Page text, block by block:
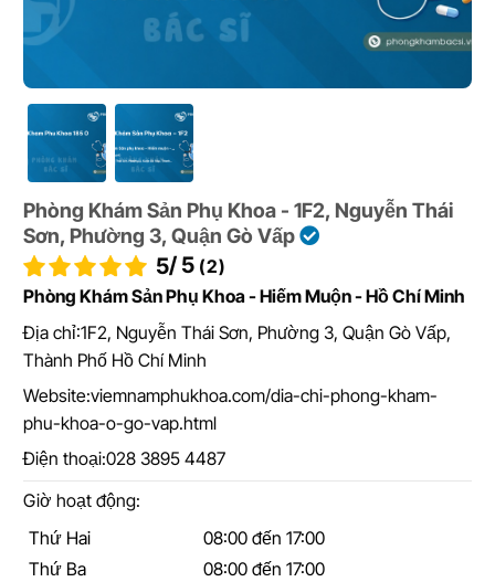
Phòng Khám Sản Phụ Khoa - 1F2, Nguyễn Thái
Sơn, Phường 3, Quận Gò Vấp
5/ 5 (2)
Phòng Khám Sản Phụ Khoa - Hiếm Muộn - Hồ Chí Minh
Địa chỉ:1F2, Nguyễn Thái Sơn, Phường 3, Quận Gò Vấp,
Thành Phố Hồ Chí Minh
Website:viemnamphukhoa.com/dia-chi-phong-kham-
phu-khoa-o-go-vap.html
Điện thoại:028 3895 4487
Giờ hoạt động:
Thứ Hai
08:00 đến 17:00
Thứ Ba
08:00 đến 17:00